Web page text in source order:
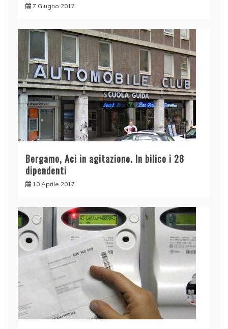
7 Giugno 2017
Bergamo, Aci in agitazione. In bilico i 28
dipendenti
10 Aprile 2017